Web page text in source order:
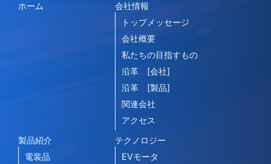
ホーム
会社情報
トップメッセージ
会社概要
私たちの目指すもの
沿革 [会社]
沿革 [製品]
関連会社
アクセス
製品紹介
電装品
テクノロジー
EVモータ